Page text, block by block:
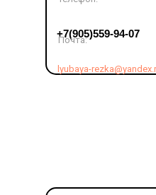
+7(905)559-94-07
Почта:
lyubaya-